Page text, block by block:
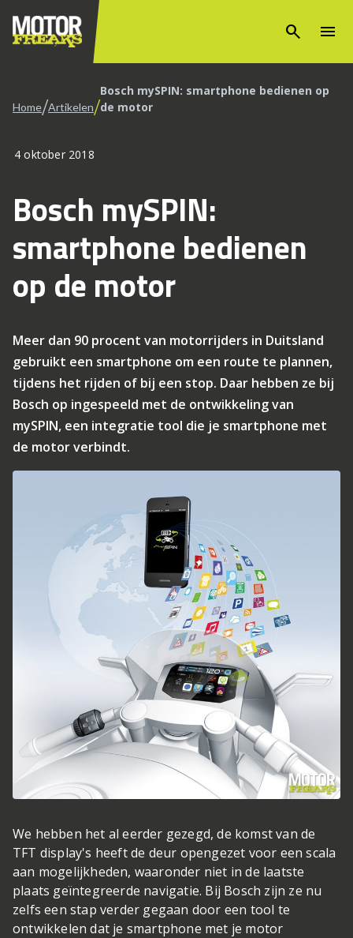
search menu
Home/Artikelen/Bosch mySPIN: smartphone bedienen op
de motor
4 oktober 2018
Bosch mySPIN:
smartphone bedienen
op de motor
Meer dan 90 procent van motorrijders in Duitsland
gebruikt een smartphone om een route te plannen,
tijdens het rijden of bij een stop. Daar hebben ze bij
Bosch op ingespeeld met de ontwikkeling van
mySPIN, een integratie tool die je smartphone met
de motor verbindt.
We hebben het al eerder gezegd, de komst van de
TFT display's heeft de deur opengezet voor een scala
aan mogelijkheden, waaronder niet in de laatste
plaats geïntegreerde navigatie. Bij Bosch zijn ze nu
zelfs een stap verder gegaan door een tool te
ontwikkelen dat je smartphone met je motor